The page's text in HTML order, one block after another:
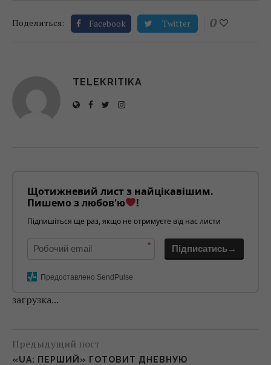
Поделиться: Facebook Twitter 0
TELEKRITIKA
Щотижневий лист з найцікавішим.
Пишемо з любов'ю
!
Підпишіться ще раз, якщо не отримуєте від нас листи
* Підписатись→
Предоставлено SendPulse
загрузка...
Предыдущий пост
«UA: ПЕРШИЙ» ГОТОВИТ ДНЕВНУЮ